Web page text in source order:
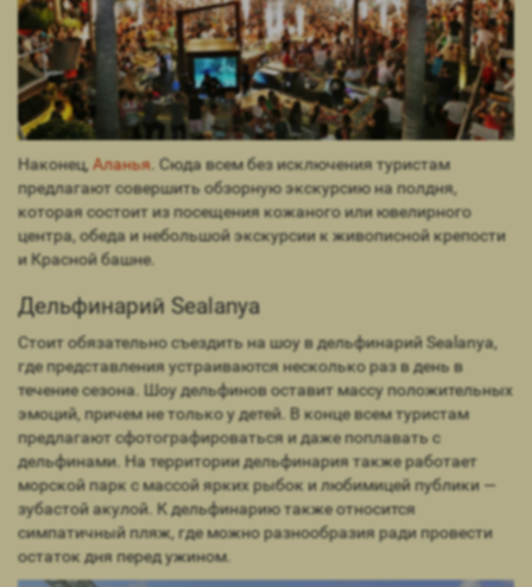
Наконец, Аланья . Сюда всем без исключения туристам
предлагают совершить обзорную экскурсию на полдня,
которая состоит из посещения кожаного или ювелирного
центра, обеда и небольшой экскурсии к живописной крепости
и Красной башне.
Дельфинарий Sealanya
Стоит обязательно съездить на шоу в дельфинарий Sealanya,
где представления устраиваются несколько раз в день в
течение сезона. Шоу дельфинов оставит массу положительных
эмоций, причем не только у детей. В конце всем туристам
предлагают сфотографироваться и даже поплавать с
дельфинами. На территории дельфинария также работает
морской парк с массой ярких рыбок и любимицей публики —
зубастой акулой. К дельфинарию также относится
симпатичный пляж, где можно разнообразия ради провести
остаток дня перед ужином.